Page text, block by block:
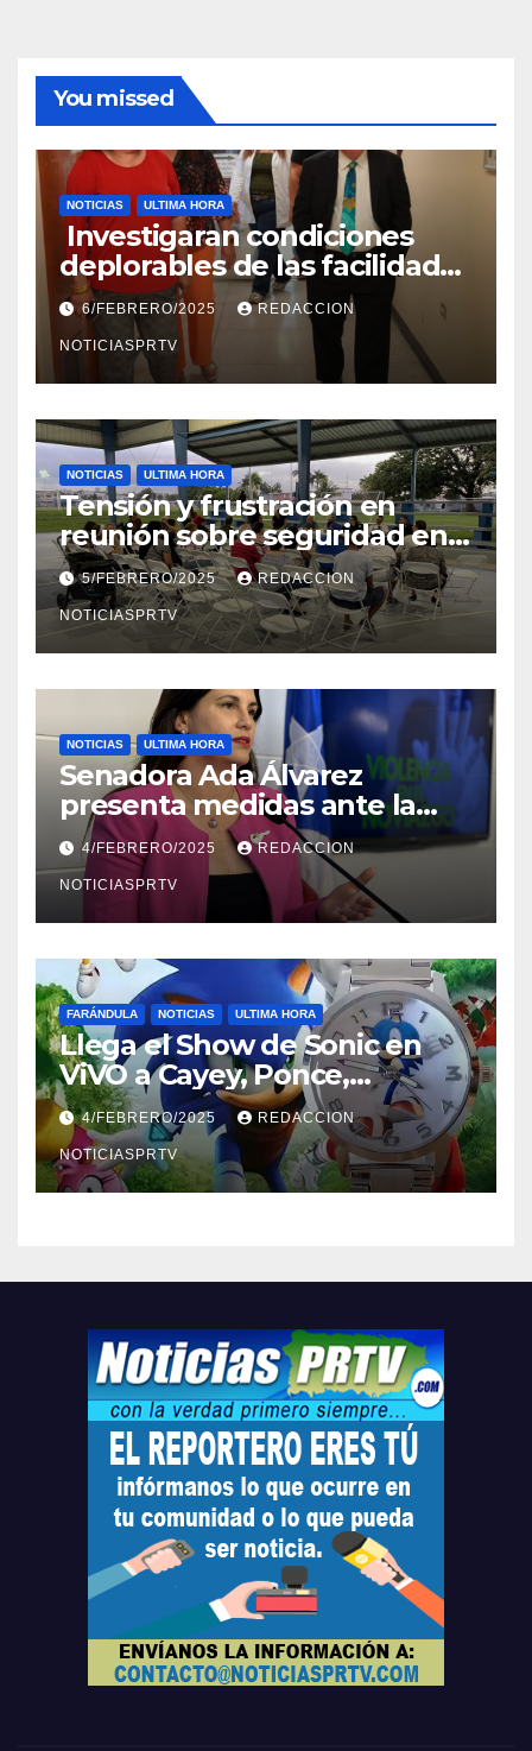
You missed
NOTICIAS ULTIMA HORA
Investigaran condiciones
deplorables de las facilidades
el Departamento de la Salud
en Mayagüez
6/FEBRERO/2025 REDACCION
NOTICIASPRTV
NOTICIAS ULTIMA HORA
Tensión y frustración en
reunión sobre seguridad en
Reparto Metropolitano
5/FEBRERO/2025 REDACCION
NOTICIASPRTV
NOTICIAS ULTIMA HORA
Senadora Ada Álvarez
presenta medidas ante la
violencia en el noviazgo
4/FEBRERO/2025 REDACCION
NOTICIASPRTV
FARÁNDULA NOTICIAS ULTIMA HORA
Llega el Show de Sonic en
ViVO a Cayey, Ponce,
Barceloneta y Humacao,
Relojes gratis para el que
compre ahora….
4/FEBRERO/2025 REDACCION
NOTICIASPRTV